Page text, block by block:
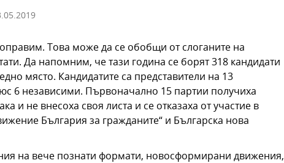
Това може да се обобщи от слоганите на
Да напомним, че тази година се борят 318 кандидати
място. Кандидатите са представители на 13
6 независими. Първоначално 15 партии получиха
и не внесоха своя листа и се отказаха от участие в
България за гражданите“ и Българска нова
на вече познати формати, новосформирани движения,